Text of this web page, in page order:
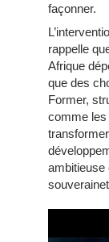
façonner.
rappelle
Afrique
que des
Former,
comme les
ambitieuse